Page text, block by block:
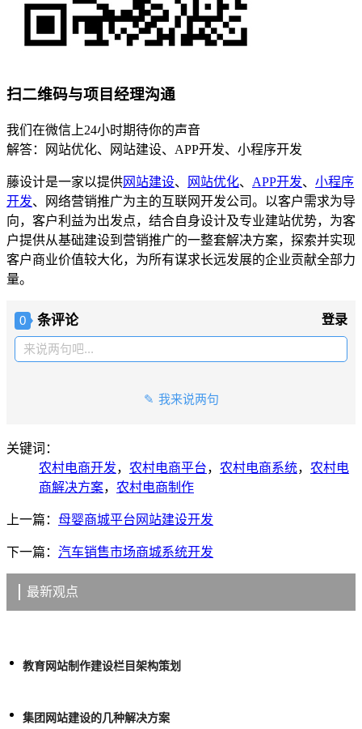
扫二维码与项目经理沟通
我们在微信上24小时期待你的声音
解答：网站优化、网站建设、APP开发、小程序开发
藤设计是一家以提供网站建设、 网站优化、 APP开发、 小程序
开发、网络营销推广为主的互联网开发公司。以客户需求为导
向，客户利益为出发点，结合自身设计及专业建站优势，为客
户提供从基础建设到营销推广的一整套解决方案，探索并实现
客户商业价值较大化，为所有谋求长远发展的企业贡献全部力
量。
0 条评论 登录
来说两句吧...
我来说两句
关键词：
农村电商开发， 农村电商平台， 农村电商系统， 农村电
商解决方案， 农村电商制作
上一篇： 母婴商城平台网站建设开发
下一篇： 汽车销售市场商城系统开发
最新观点
教育网站制作建设栏目架构策划
集团网站建设的几种解决方案